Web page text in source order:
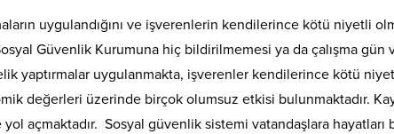
uygulandığını ve işverenlerin kendilerince kötü niyetli
Güvenlik Kurumuna hiç bildirilmemesi ya da çalışma
yaptırmalar uygulanmakta, işverenler kendilerince kötü
değerleri üzerinde birçok olumsuz etkisi bulunmaktadır.
açmaktadır. Sosyal güvenlik sistemi vatandaşlara hayatları